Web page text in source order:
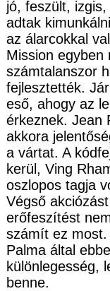
jó, feszült,
adtak
az álarcokkal
Mission egyben
számtalanszor
fejlesztették.
eső, ahogy az
érkeznek. Jean
akkora
a vártat. A
kerül, Ving
oszlopos tagja
Végső
erőfeszítést
számít ez
Palma által
különlegesség,
benne.